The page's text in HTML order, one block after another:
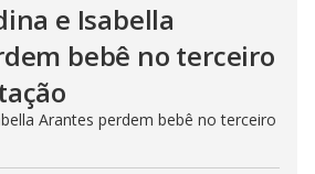
e Isabella
bebê no terceiro
Arantes perdem bebê no terceiro